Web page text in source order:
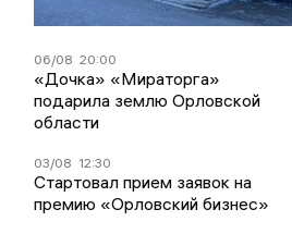
06/08 20:00
«Дочка» «Мираторга»
подарила землю Орловской
области
03/08 12:30
Стартовал прием заявок на
премию «Орловский бизнес»